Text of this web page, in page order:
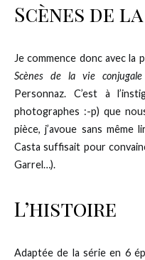
Scènes de
Je commence donc avec la
Scènes de la vie conjugale
Personnaz. C’est à
photographes :-p) que
pièce, j’avoue sans même
Casta suffisait pour
Garrel…).
L’histoire
Adaptée de la série en 6